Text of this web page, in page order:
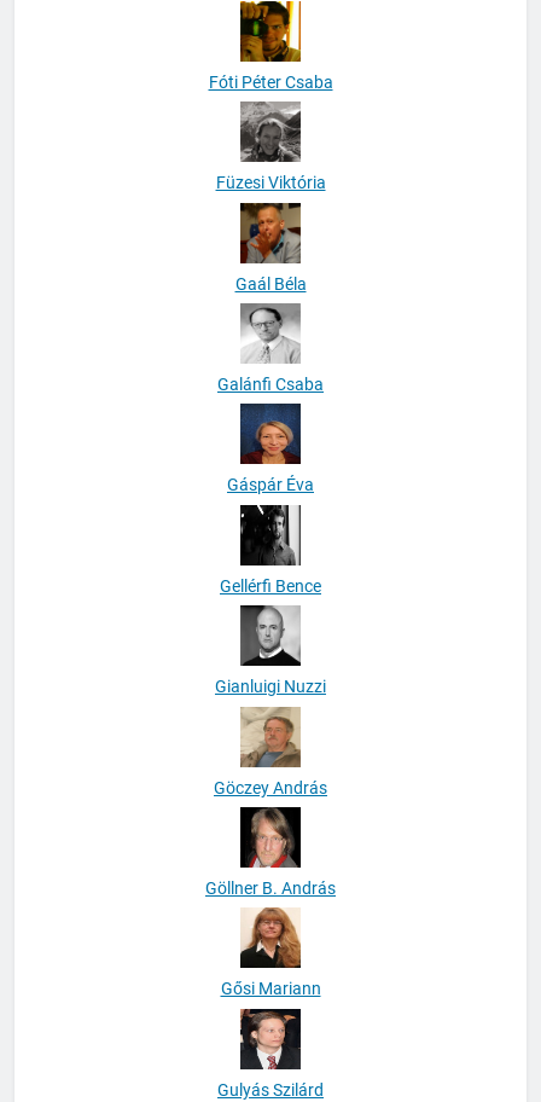
Fóti Péter Csaba
Füzesi Viktória
Gaál Béla
Galánfi Csaba
Gáspár Éva
Gellérfi Bence
Gianluigi Nuzzi
Göczey András
Göllner B. András
Gősi Mariann
Gulyás Szilárd